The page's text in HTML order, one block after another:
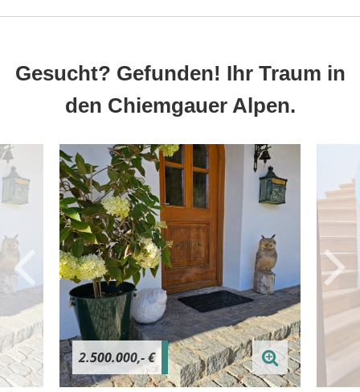
Gesucht? Gefunden! Ihr Traum in
den Chiemgauer Alpen.
2.500.000,- €